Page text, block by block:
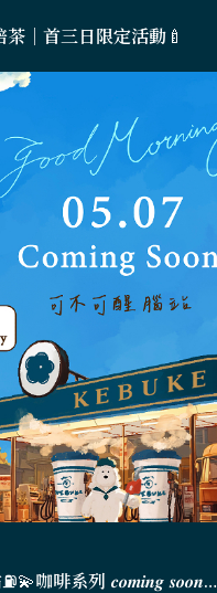
｜首三日限定活動🍼
咖啡系列 𝒄𝒐𝒎𝒊𝒏𝒈 𝒔𝒐𝒐𝒏…